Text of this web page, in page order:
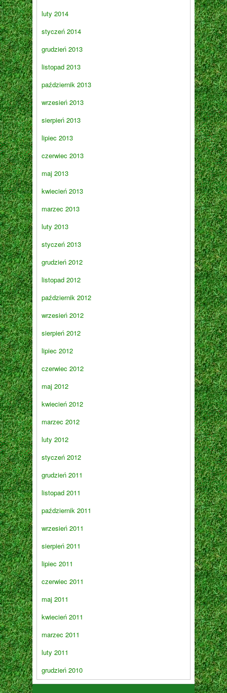
luty 2014
styczeń 2014
grudzień 2013
listopad 2013
październik 2013
wrzesień 2013
sierpień 2013
lipiec 2013
czerwiec 2013
maj 2013
kwiecień 2013
marzec 2013
luty 2013
styczeń 2013
grudzień 2012
listopad 2012
październik 2012
wrzesień 2012
sierpień 2012
lipiec 2012
czerwiec 2012
maj 2012
kwiecień 2012
marzec 2012
luty 2012
styczeń 2012
grudzień 2011
listopad 2011
październik 2011
wrzesień 2011
sierpień 2011
lipiec 2011
czerwiec 2011
maj 2011
kwiecień 2011
marzec 2011
luty 2011
grudzień 2010